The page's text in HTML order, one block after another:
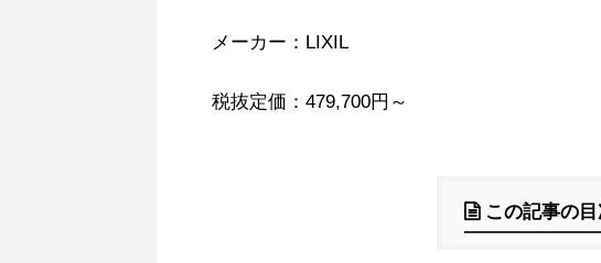
メーカー：LIXIL
税抜定価：479,700円～
この記事の目